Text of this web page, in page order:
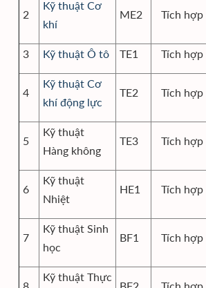
2
Kỹ thuật Cơ
khí
ME2 Tích hợp
3 Kỹ thuật Ô tô TE1 Tích hợp
4
Kỹ thuật Cơ
khí động lực
TE2 Tích hợp
5
Kỹ thuật
Hàng không
TE3 Tích hợp
6
Kỹ thuật
Nhiệt
HE1 Tích hợp
7
Kỹ thuật Sinh
học
BF1 Tích hợp
Kỹ thuật Thực